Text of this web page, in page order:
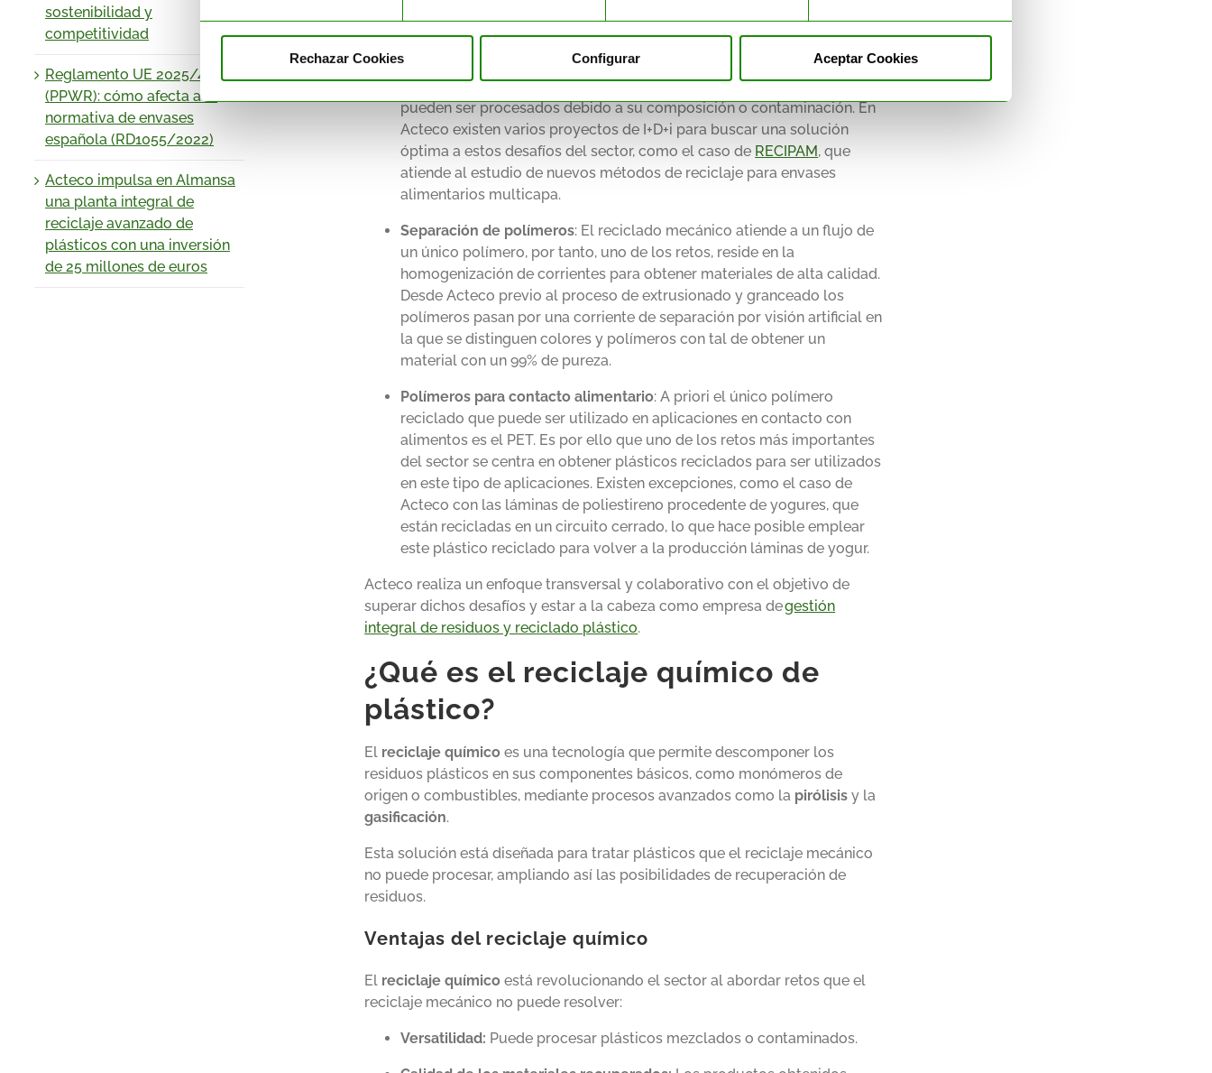
Rechazar Cookies Configurar Aceptar Cookies
contaminados.
Limitaciones en compatibilidad: No todos los residuos plásticos
pueden ser procesados debido a su composición o contaminación.En
Acteco existen varios proyectos de I+D+i para buscar una solución
óptima a estos desafíos del sector, como el caso de RECIPAM, que
atiende al estudio de nuevos métodos de reciclaje para envases
alimentarios multicapa.
Separación de polímeros: El reciclado mecánico atiende a un flujo de
un único polímero, por tanto, uno de los retos, reside en la
homogenización de corrientes para obtener materiales de alta calidad.
Desde Acteco previo al proceso de extrusionado y granceado los
polímeros pasan por una corriente de separación por visión artificial en
la que se distinguen colores y polímeros con tal de obtener un
material con un 99% de pureza.
Polímeros para contacto alimentario: A priori el único polímero
reciclado que puede ser utilizado en aplicaciones en contacto con
alimentos es el PET. Es por ello que uno de los retos más importantes
del sector se centra en obtener plásticos reciclados para ser utilizados
en este tipo de aplicaciones. Existen excepciones, como el caso de
Acteco con las láminas de poliestireno procedente de yogures, que
están recicladas en un circuito cerrado, lo que hace posible emplear
este plástico reciclado para volver a la producción láminas de yogur.
Acteco realiza un enfoque transversal y colaborativo con el objetivo de
superar dichos desafíos y estar a la cabeza como empresa degestión
integral de residuos y reciclado plástico.
¿Qué es el reciclaje químico de
plástico?
El reciclaje químico es una tecnología que permite descomponer los
residuos plásticos en sus componentes básicos, como monómerosde
origeno combustibles, mediante procesos avanzados como la pirólisisy la
gasificación.
Esta solución está diseñada para tratar plásticos que el reciclaje mecánico
no puede procesar, ampliando así las posibilidades de recuperación de
residuos.
Ventajas del reciclaje químico
El reciclaje químicoestá revolucionando el sector al abordar retos que el
reciclaje mecánico no puede resolver:
Versatilidad: Puede procesar plásticos mezclados o contaminados.
sostenibilidad y
competitividad
Reglamento UE 2025/40
(PPWR): cómo afecta a la
normativa de envases
española (RD1055/2022)
Acteco impulsa en Almansa
una planta integral de
reciclaje avanzado de
plásticos con una inversión
de 25 millones de euros